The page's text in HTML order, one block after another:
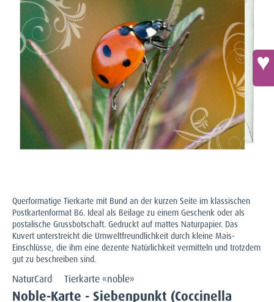
Querformatige Tierkarte mit Bund an der kurzen Seite im klassischen
Postkartenformat B6. Ideal als Beilage zu einem Geschenk oder als
postalische Grussbotschaft. Gedruckt auf mattes Naturpapier. Das
Kuvert unterstreicht die Umweltfreundlichkeit durch kleine Mais-
Einschlüsse, die ihm eine dezente Natürlichkeit vermitteln und trotzdem
gut zu beschreiben sind.
NaturCard Tierkarte «noble»
Noble-Karte - Siebenpunkt (Coccinella